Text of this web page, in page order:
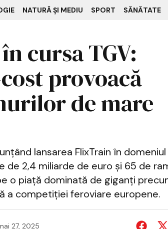
NATURĂ ȘI MEDIU SPORT SĂNĂTATE
cursa TGV:
provoacă
de mare
lansarea FlixTrain în
de 2,4 miliarde de euro și 65 de
o piață dominată de giganți
a competiției feroviare europene.
27, 2025